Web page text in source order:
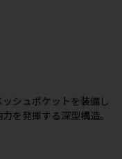
シュポケットを装備し
を発揮する深型構造。